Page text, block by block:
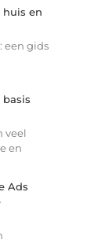
huis en
een gids
basis
veel
en
Ads